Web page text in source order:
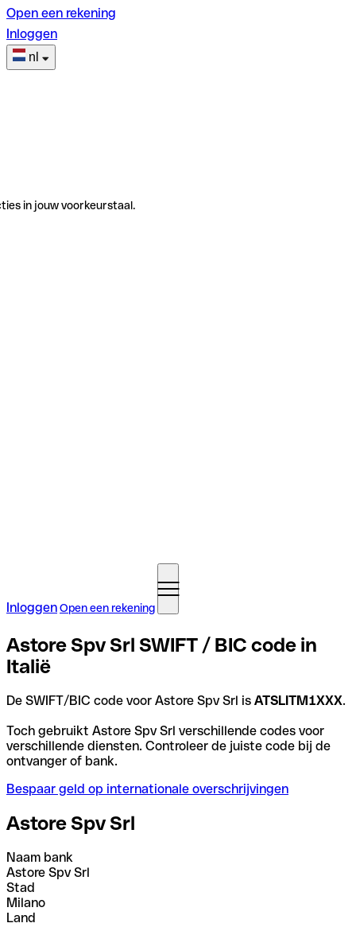
Open een rekening
Inloggen
nl
in jouw voorkeurstaal.
InloggenOpen een rekening
Astore Spv Srl SWIFT / BIC code in
Italië
De SWIFT/BIC code voor Astore Spv Srl is ATSLITM1XXX.
Toch gebruikt Astore Spv Srl verschillende codes voor
verschillende diensten. Controleer de juiste code bij de
ontvanger of bank.
Bespaar geld op internationale overschrijvingen
Astore Spv Srl
Naam bank
Astore Spv Srl
Stad
Milano
Land